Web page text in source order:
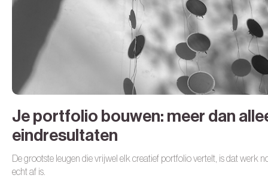
Je portfolio bouwen: meer dan
eindresultaten
De grootste leugen die vrijwel elk creatief portfolio vertelt, is dat werk
echt af is.